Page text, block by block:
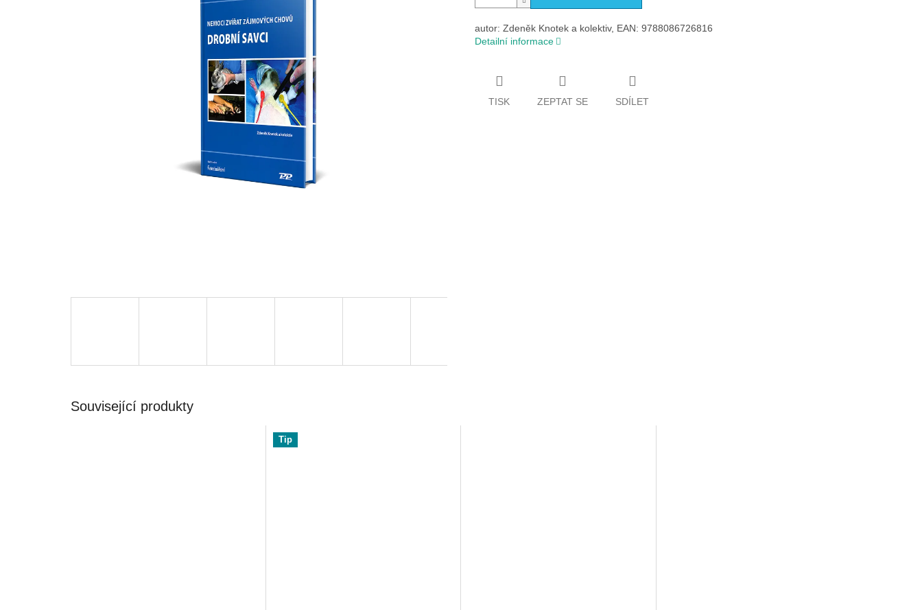
autor: Zdeněk Knotek a kolektiv, EAN: 9788086726816
Detailní informace
TISK ZEPTAT SE SDÍLET
Související produkty
Tip